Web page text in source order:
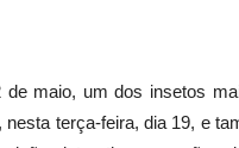
maio, um dos insetos
terça-feira, dia 19, e